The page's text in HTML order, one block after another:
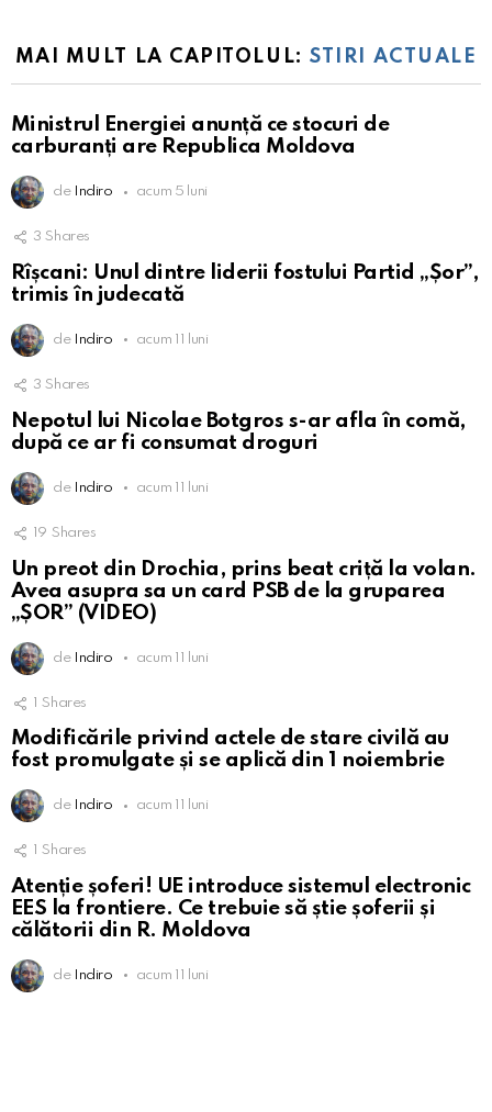
MAI MULT LA CAPITOLUL:STIRI ACTUALE
Ministrul Energiei anunță ce stocuri de
carburanți are Republica Moldova
de Indiro acum 5 luni
3 Shares
Rîșcani: Unul dintre liderii fostului Partid „Șor”,
trimis în judecată
de Indiro acum 11 luni
3 Shares
Nepotul lui Nicolae Botgros s-ar afla în comă,
după ce ar fi consumat droguri
de Indiro acum 11 luni
19 Shares
Un preot din Drochia, prins beat criță la volan.
Avea asupra sa un card PSB de la gruparea
„ȘOR” (VIDEO)
de Indiro acum 11 luni
1 Shares
Modificările privind actele de stare civilă au
fost promulgate și se aplică din 1 noiembrie
de Indiro acum 11 luni
Shares
Atenție șoferi! UE introduce sistemul electronic
EES la frontiere. Ce trebuie să știe șoferii și
călătorii din R. Moldova
de Indiro acum 11 luni